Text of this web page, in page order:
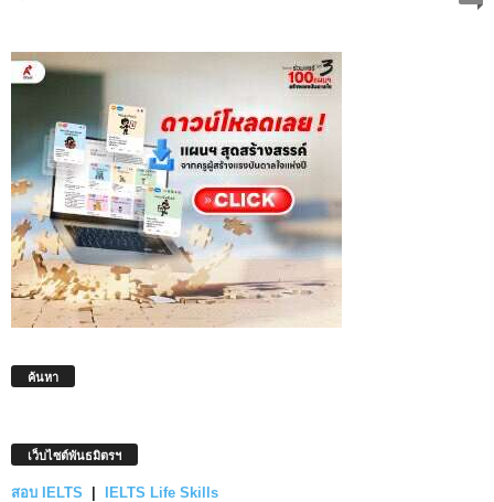
ค้นหา
เว็บไซต์พันธมิตรฯ
สอบ IELTS | IELTS Life Skills